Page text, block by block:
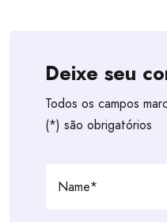
Deixe seu
Todos os campos
(*) são obrigatórios